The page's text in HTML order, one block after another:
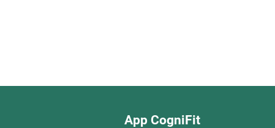
App CogniFit